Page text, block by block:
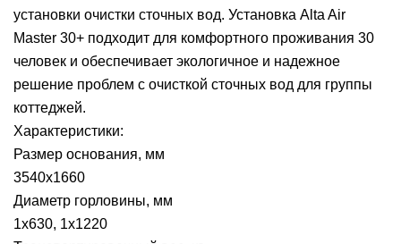
установки очистки сточных вод. Установка Alta Air
Master 30+ подходит для комфортного проживания 30
человек и обеспечивает экологичное и надежное
решение проблем с очисткой сточных вод для группы
коттеджей.
Характеристики:
Размер основания, мм
3540х1660
Диаметр горловины, мм
1х630, 1х1220